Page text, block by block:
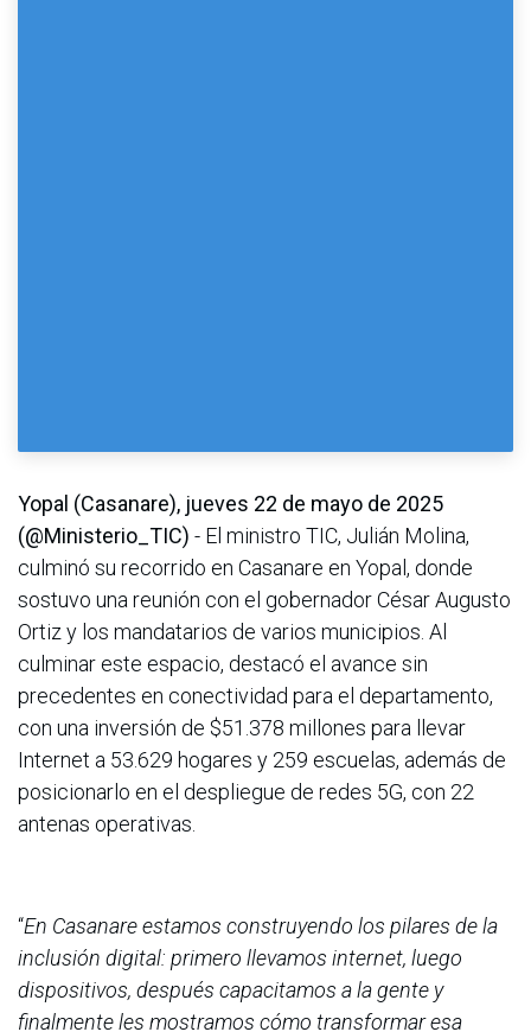
Yopal (Casanare), jueves 22 de mayo de 2025
(@Ministerio_TIC) - El ministro TIC, Julián Molina,
culminó su recorrido en Casanare en Yopal, donde
sostuvo una reunión con el gobernador César Augusto
Ortiz y los mandatarios de varios municipios. Al
culminar este espacio, destacó el avance sin
precedentes en conectividad para el departamento,
con una inversión de $51.378 millones para llevar
Internet a 53.629 hogares y 259 escuelas, además de
posicionarlo en el despliegue de redes 5G, con 22
antenas operativas.
“En Casanare estamos construyendo los pilares de la
inclusión digital: primero llevamos internet, luego
dispositivos, después capacitamos a la gente y
finalmente les mostramos cómo transformar esa